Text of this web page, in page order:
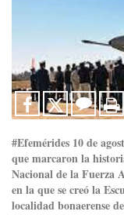
#Efemérides 10 de
que marcaron la
Nacional de la Fuerza
en la que se creó la
localidad bonaerense